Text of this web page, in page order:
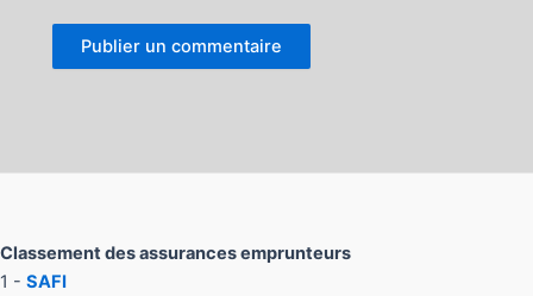
Classement des assurances emprunteurs
1 - SAFI